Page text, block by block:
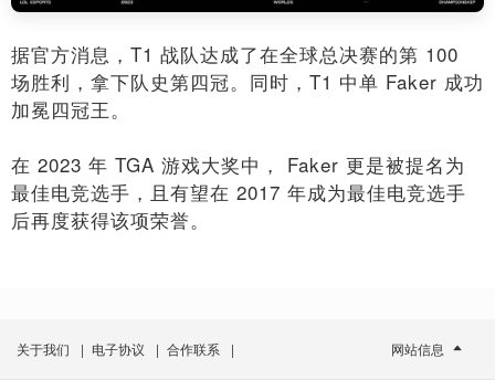
据官方消息，T1 战队达成了在全球总决赛的第 100
场胜利，拿下队史第四冠。同时，T1 中单 Faker 成功
加冕四冠王。
在 2023 年 TGA 游戏大奖中， Faker 更是被提名为
最佳电竞选手，且有望在 2017 年成为最佳电竞选手
后再度获得该项荣誉。
关于我们 | 电子协议 | 合作联系 | 网站信息